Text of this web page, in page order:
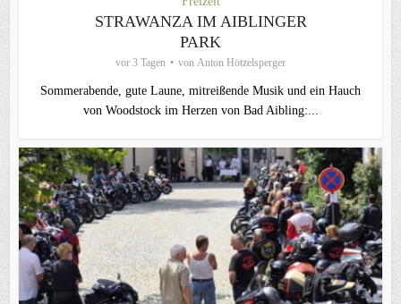
STRAWANZA IM AIBLINGER
PARK
vor 3 Tagen von Anton Hötzelsperger
Sommerabende, gute Laune, mitreißende Musik und ein Hauch
von Woodstock im Herzen von Bad Aibling:...